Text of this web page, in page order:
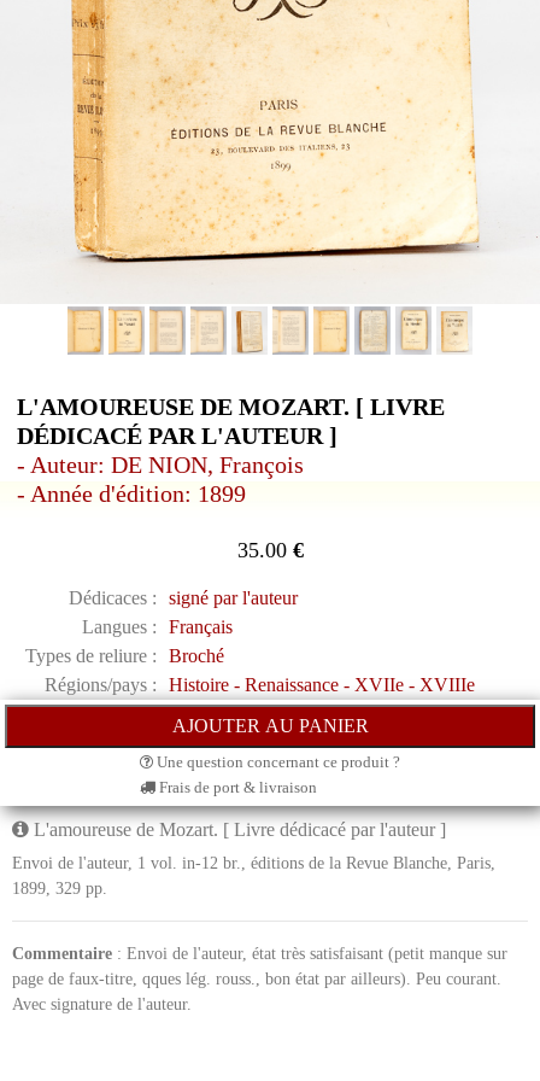
L'AMOUREUSE DE MOZART. [ LIVRE
DÉDICACÉ PAR L'AUTEUR ]
- Auteur: DE NION, François
- Année d'édition: 1899
35.00€
Dédicaces :
signé par l'auteur
Langues :
Français
Types de reliure :
Broché
Régions/pays :
Histoire - Renaissance - XVIIe - XVIIIe
Une question concernant ce produit ?
Frais de port & livraison
L'amoureuse de Mozart. [ Livre dédicacé par l'auteur ]
Envoi de l'auteur, 1 vol. in-12 br., éditions de la Revue Blanche, Paris,
1899, 329 pp.
Commentaire : Envoi de l'auteur, état très satisfaisant (petit manque sur
page de faux-titre, qques lég. rouss., bon état par ailleurs). Peu courant.
Avec signature de l'auteur.